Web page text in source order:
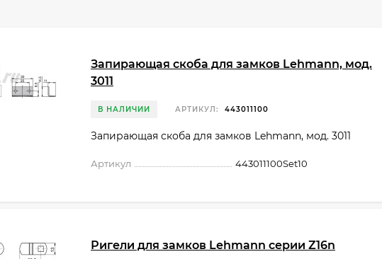
Запирающая скоба для замков Lehmann, мод.
3011
В НАЛИЧИИ АРТИКУЛ: 443011100
Запирающая скоба для замков Lehmann, мод. 3011
Артикул 443011100Set10
Ригели для замков Lehmann серии Z16n